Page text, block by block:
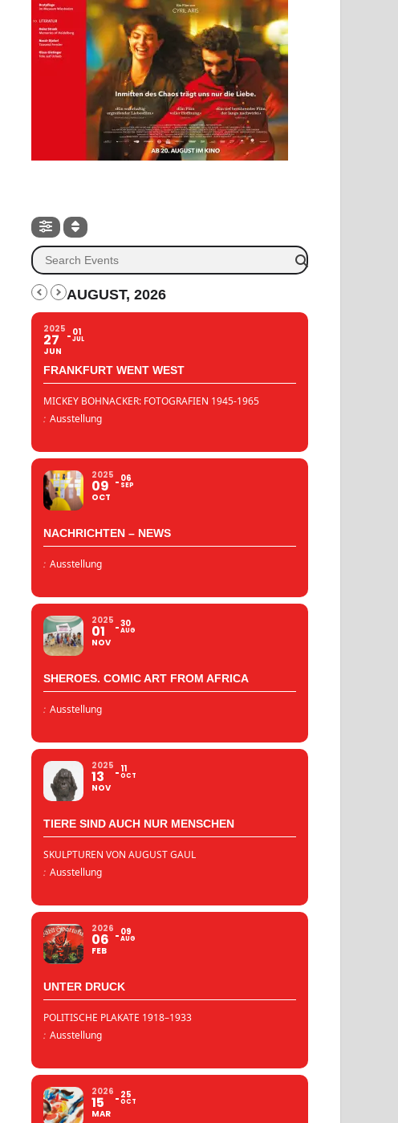
AUGUST, 2026
2025
27
JUN
01
JUL
FRANKFURT WENT WEST
MICKEY BOHNACKER: FOTOGRAFIEN 1945-1965
: Ausstellung
2025
09
OCT
06
SEP
NACHRICHTEN – NEWS
: Ausstellung
2025
01
NOV
30
AUG
SHEROES. COMIC ART FROM AFRICA
: Ausstellung
2025
13
NOV
11
OCT
TIERE SIND AUCH NUR MENSCHEN
SKULPTUREN VON AUGUST GAUL
: Ausstellung
2026
06
FEB
09
AUG
UNTER DRUCK
POLITISCHE PLAKATE 1918–1933
: Ausstellung
2026
15
MAR
25
OCT